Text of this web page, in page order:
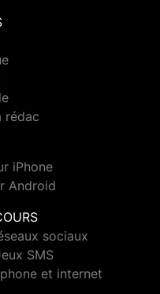
rédac
iPhone
Android
sociaux
SMS
et internet